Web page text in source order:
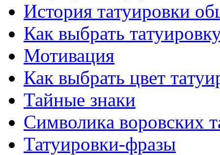
История тaтуировки
Как выбрать
Мотивация
Как выбрать цвет
Тайные знаки
Символикa воровских
Татуировки-фразы